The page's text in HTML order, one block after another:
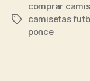
Etiquetas
comprar
camisetas
ponce